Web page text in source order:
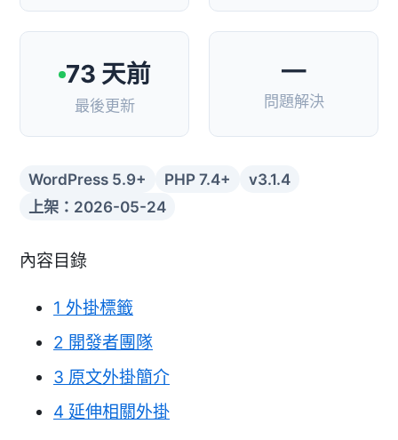
73 天前
最後更新
—
問題解決
WordPress 5.9+ PHP 7.4+
v3.1.4
上架：2026-05-24
內容目錄
1 外掛標籤
2 開發者團隊
3 原文外掛簡介
4 延伸相關外掛